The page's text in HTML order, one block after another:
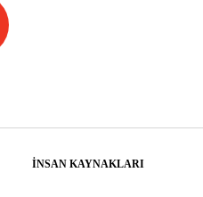
İNSAN KAYNAKLARI